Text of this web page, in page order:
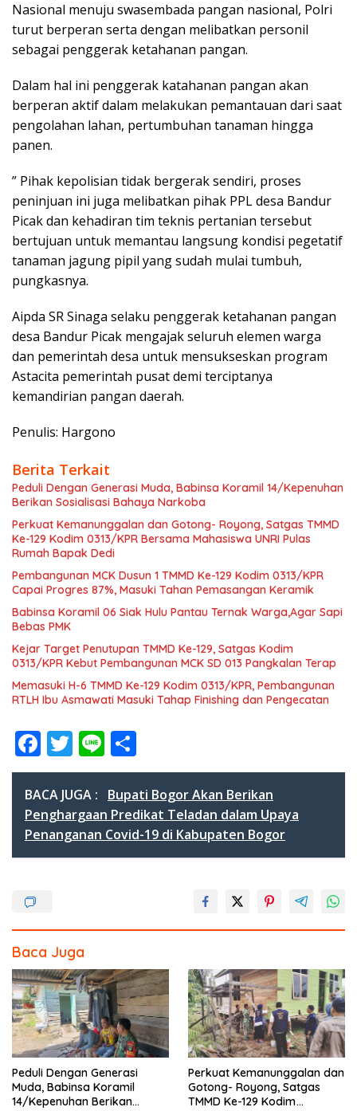
Nasional menuju swasembada pangan nasional, Polri
turut berperan serta dengan melibatkan personil
sebagai penggerak ketahanan pangan.
Dalam hal ini penggerak katahanan pangan akan
berperan aktif dalam melakukan pemantauan dari saat
pengolahan lahan, pertumbuhan tanaman hingga
panen.
” Pihak kepolisian tidak bergerak sendiri, proses
peninjuan ini juga melibatkan pihak PPL desa Bandur
Picak dan kehadiran tim teknis pertanian tersebut
bertujuan untuk memantau langsung kondisi pegetatif
tanaman jagung pipil yang sudah mulai tumbuh,
pungkasnya.
Aipda SR Sinaga selaku penggerak ketahanan pangan
desa Bandur Picak mengajak seluruh elemen warga
dan pemerintah desa untuk mensukseskan program
Astacita pemerintah pusat demi terciptanya
kemandirian pangan daerah.
Penulis: Hargono
Berita Terkait
Peduli Dengan Generasi Muda, Babinsa Koramil 14/Kepenuhan
Berikan Sosialisasi Bahaya Narkoba
Perkuat Kemanunggalan dan Gotong- Royong, Satgas TMMD
Ke-129 Kodim 0313/KPR Bersama Mahasiswa UNRI Pulas
Rumah Bapak Dedi
Pembangunan MCK Dusun 1 TMMD Ke-129 Kodim 0313/KPR
Capai Progres 87%, Masuki Tahan Pemasangan Keramik
Babinsa Koramil 06 Siak Hulu Pantau Ternak Warga,Agar Sapi
Bebas PMK
Kejar Target Penutupan TMMD Ke-129, Satgas Kodim
0313/KPR Kebut Pembangunan MCK SD 013 Pangkalan Terap
Memasuki H-6 TMMD Ke-129 Kodim 0313/KPR, Pembangunan
RTLH Ibu Asmawati Masuki Tahap Finishing dan Pengecatan
F
ac
e
b
o
T
w
itt
er
Li
n
e
h
ar
e
BACA JUGA :
Bupati Bogor Akan Berikan
Penghargaan Predikat Teladan dalam Upaya
Penanganan Covid-19 di Kabupaten Bogor
Baca Juga
Peduli Dengan Generasi
Muda, Babinsa Koramil
14/Kepenuhan Berikan
Perkuat Kemanunggalan dan
Gotong- Royong, Satgas
TMMD Ke-129 Kodim